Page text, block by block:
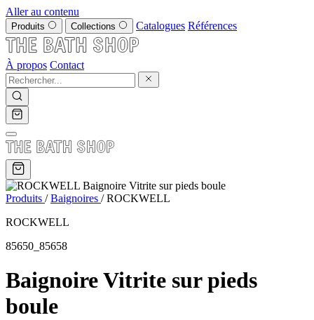
Aller au contenu
Produits Collections Catalogues Références
À propos Contact
Produits / Baignoires / ROCKWELL
ROCKWELL
85650_85658
Baignoire Vitrite sur pieds
boule